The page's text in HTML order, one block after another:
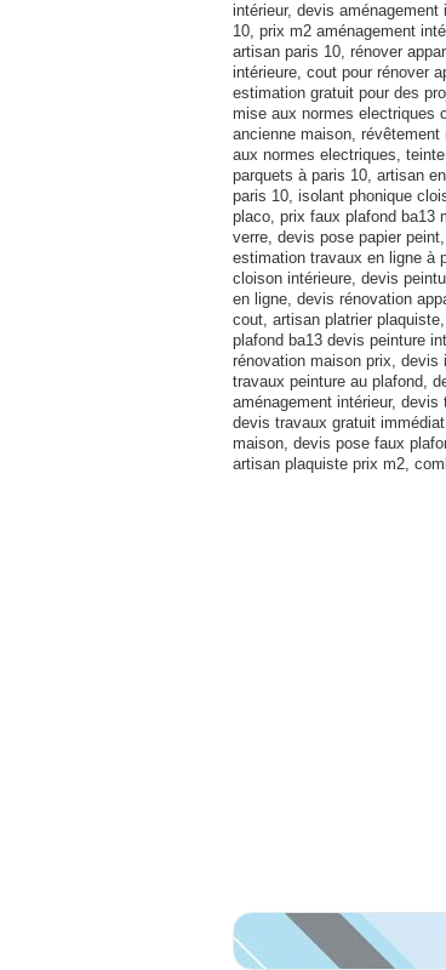
intérieur, devis
10, prix m2 aménagement
artisan paris 10, rénover
intérieure, cout pour rénover
estimation gratuit pour des
mise aux normes electriques
ancienne maison,
aux normes electriques,
parquets à paris 10, artisan
paris 10, isolant phonique
placo, prix faux plafond ba13
verre, devis pose papier
estimation travaux en ligne à
cloison intérieure, devis
en ligne, devis rénovation
cout, artisan platrier
plafond ba13 devis peinture
rénovation maison prix, devis
travaux peinture au plafond,
aménagement intérieur,
devis travaux gratuit
maison, devis pose faux
artisan plaquiste prix m2,